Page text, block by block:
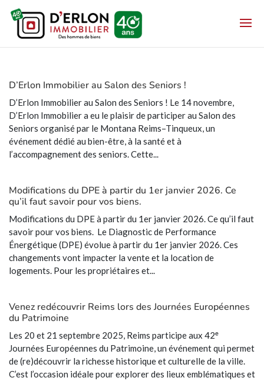
D’Erlon Immobilier au Salon des Seniors !
D’Erlon Immobilier au Salon des Seniors ! Le 14 novembre,
D’Erlon Immobilier a eu le plaisir de participer au Salon des
Seniors organisé par le Montana Reims–Tinqueux, un
événement dédié au bien-être, à la santé et à
l’accompagnement des seniors. Cette...
Modifications du DPE à partir du 1er janvier 2026. Ce
qu’il faut savoir pour vos biens.
Modifications du DPE à partir du 1er janvier 2026. Ce qu’il faut
savoir pour vos biens. Le Diagnostic de Performance
Énergétique (DPE) évolue à partir du 1er janvier 2026. Ces
changements vont impacter la vente et la location de
logements. Pour les propriétaires et...
Venez redécouvrir Reims lors des Journées Européennes
du Patrimoine
Les 20 et 21 septembre 2025, Reims participe aux 42ᵉ
Journées Européennes du Patrimoine, un événement qui permet
de (re)découvrir la richesse historique et culturelle de la ville.
C’est l’occasion idéale pour explorer des lieux emblématiques et